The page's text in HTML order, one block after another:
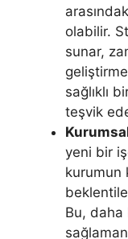
olabilir.
sunar,
sağlıklı
teşvik
yeni bir
kurumun
Bu, daha